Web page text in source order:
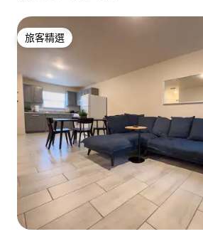
旅客精選
旅客精選